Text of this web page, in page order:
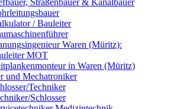
/ Bauleiter
Waren (Müritz):
MOT
in Waren (Müritz)
und Mechatroniker
Techniker
Schlosser